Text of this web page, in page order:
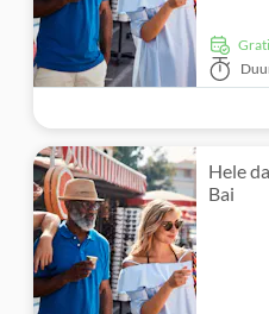
Hele
Bai